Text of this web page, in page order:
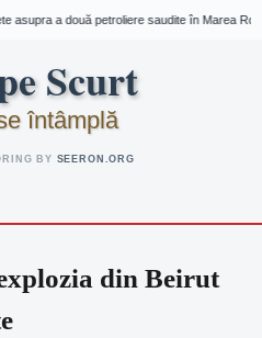
a două petroliere saudite în Marea
Scurt
întâmplă
BY SEERON.ORG
din Beirut